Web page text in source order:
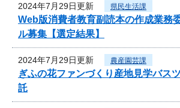
2024年7月29日更新 県民生活課
Web版消費者教育副読本の作成業務
ル募集【選定結果】
2024年7月29日更新 農産園芸課
ぎふの花ファンづくり産地見学バス
託